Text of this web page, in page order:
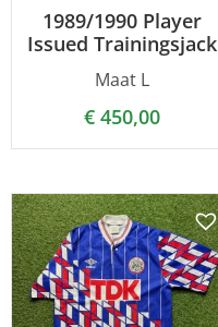
1989/1990 Player
Issued Trainingsjack
Maat L
€ 450,00